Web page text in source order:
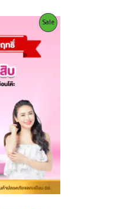
SaleProduct